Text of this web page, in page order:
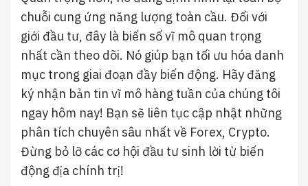
chuỗi cung ứng năng lượng toàn cầu. Đối với
giới đầu tư, đây là biến số vĩ mô quan trọng
nhất cần theo dõi. Nó giúp bạn tối ưu hóa danh
mục trong giai đoạn đầy biến động. Hãy đăng
ký nhận bản tin vĩ mô hàng tuần của chúng tôi
ngay hôm nay! Bạn sẽ liên tục cập nhật những
phân tích chuyên sâu nhất về Forex, Crypto.
Đừng bỏ lỡ các cơ hội đầu tư sinh lời từ biến
động địa chính trị!